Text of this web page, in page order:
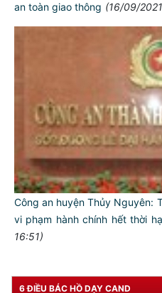
an toàn giao thông (16/09/
Công an huyện Thủy Nguyên:
vi phạm hành chính hết thời
16:51)
6 ĐIỀU BÁC HỒ DẠY CAND
TƯ
NGƯỜI CÔNG